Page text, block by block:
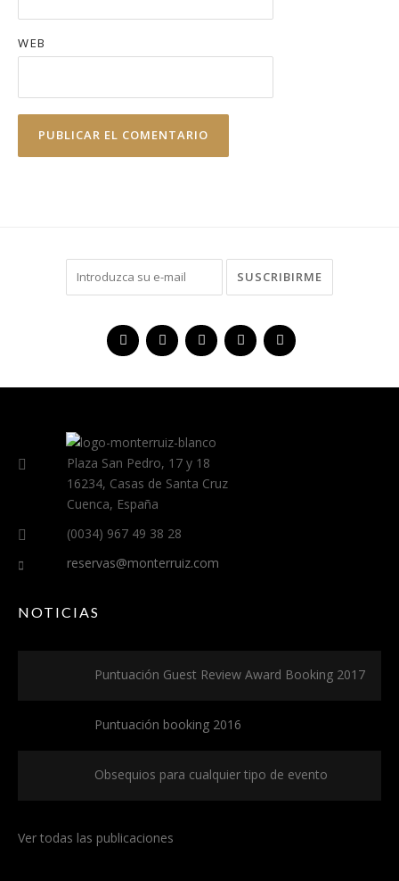
WEB
Plaza San Pedro, 17 y 18
16234, Casas de Santa Cruz
Cuenca, España
(0034) 967 49 38 28
reservas@monterruiz.com
NOTICIAS
Puntuación Guest Review Award Booking 2017
Puntuación booking 2016
Obsequios para cualquier tipo de evento
Ver todas las publicaciones